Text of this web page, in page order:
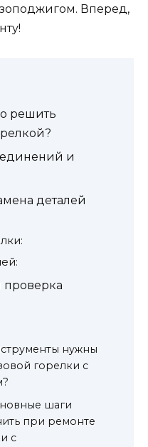
Вперед,
решить
и
деталей
проверка
нужны
горелки с
шаги
при ремонте
с